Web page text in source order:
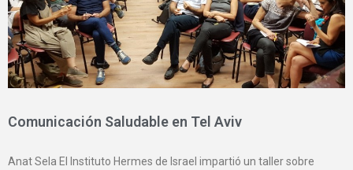
Comunicación Saludable en Tel Aviv
Anat Sela El Instituto Hermes de Israel impartió un taller sobre